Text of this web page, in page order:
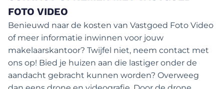
FOTO VIDEO
Benieuwd naar de kosten van Vastgoed Foto Video
of meer informatie inwinnen voor jouw
makelaarskantoor? Twijfel niet, neem contact met
ons op! Bied je huizen aan die lastiger onder de
aandacht gebracht kunnen worden? Overweeg